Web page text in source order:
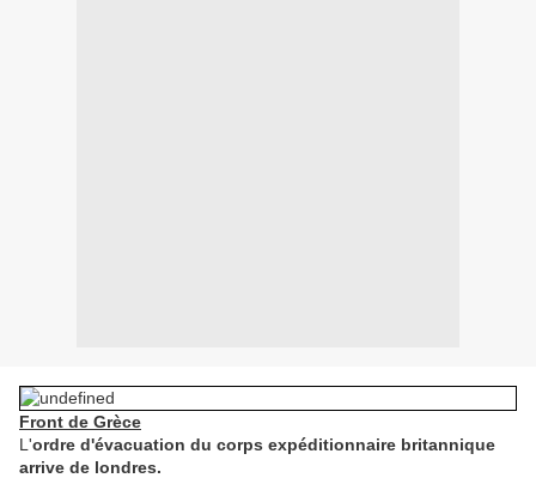
Front de Grèce
L'ordre d'évacuation du corps expéditionnaire britannique
arrive de londres.